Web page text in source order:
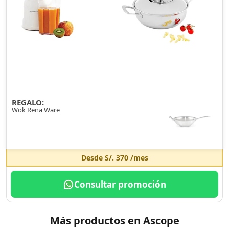
REGALO:
Wok Rena Ware
Desde S/. 370/mes
Consultar promoción
Más productos en Ascope